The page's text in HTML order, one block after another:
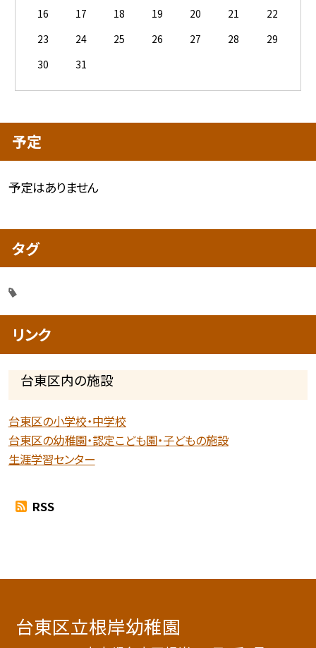
16
17 18 19 20 21
22
23
24 25 26 27 28
29
30
31
予定
予定はありません
タグ
リンク
台東区内の施設
台東区の小学校・中学校
台東区の幼稚園・認定こども園・子どもの施設
生涯学習センター
RSS
台東区立根岸幼稚園